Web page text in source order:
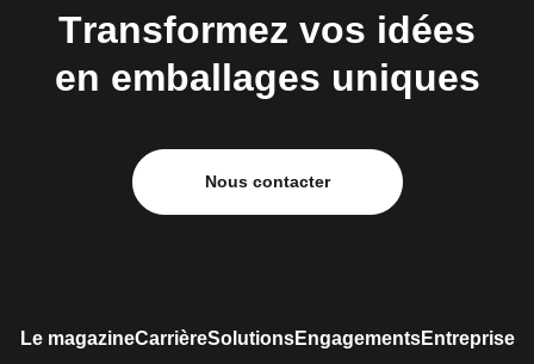
Transformez vos idées
en emballages uniques
Nous contacter
Le magazineCarrièreSolutionsEngagementsEntreprise